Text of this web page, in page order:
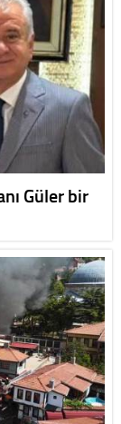
Güler bir